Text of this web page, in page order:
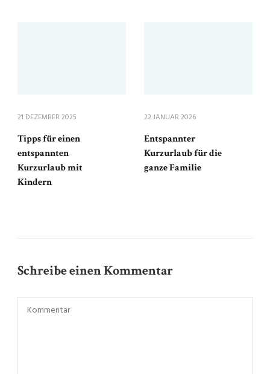
21 DEZEMBER 2025
Tipps für einen
entspannten
Kurzurlaub mit
Kindern
22 JANUAR 2026
Entspannter
Kurzurlaub für die
ganze Familie
Schreibe einen Kommentar